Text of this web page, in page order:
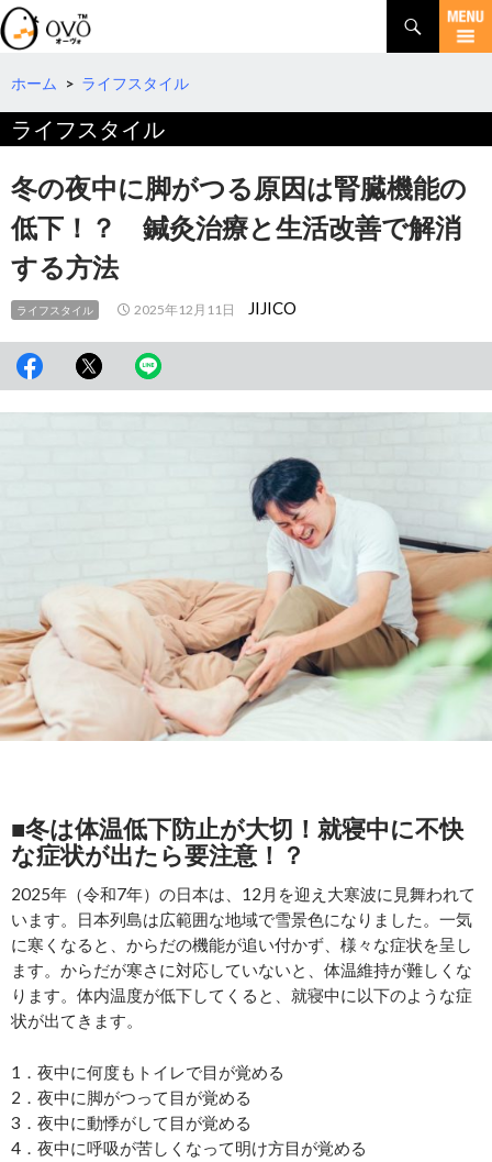
検
索
コ
テ
ツ
へ
動
ホーム > ライフスタイル
ライフスタイル
冬の夜中に脚がつる原因は腎臓機能の
低下！？ 鍼灸治療と生活改善で解消
する方法
ライフスタイル 2025年12月11日 JIJICO
■冬は体温低下防止が大切！就寝中に不快
な症状が出たら要注意！？
2025年（令和7年）の日本は、12月を迎え大寒波に見舞われて
います。日本列島は広範囲な地域で雪景色になりました。一気
に寒くなると、からだの機能が追い付かず、様々な症状を呈し
ます。からだが寒さに対応していないと、体温維持が難しくな
ります。体内温度が低下してくると、就寝中に以下のような症
状が出てきます。
1．夜中に何度もトイレで目が覚める
2．夜中に脚がつって目が覚める
3．夜中に動悸がして目が覚める
4．夜中に呼吸が苦しくなって明け方目が覚める